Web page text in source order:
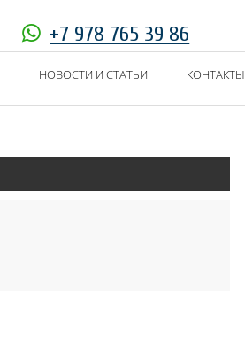
+7 978 765 39 86
НОВОСТИ И СТАТЬИ КОНТАКТЫ